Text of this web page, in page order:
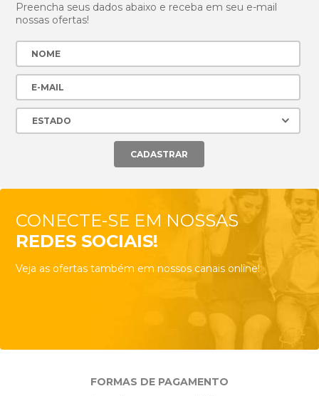
Preencha seus dados abaixo e receba em seu e-mail
nossas ofertas!
CONECTE-SE EM NOSSAS
REDES SOCIAIS!
Veja as ofertas também em nossos canais online!
FORMAS DE PAGAMENTO